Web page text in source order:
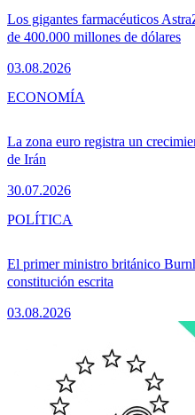
Los gigantes farmacéuticos
de 400.000 millones de dólares
03.08.2026
La zona euro registra un
de Irán
30.07.2026
ECONOMÍA
El primer ministro británico
constitución escrita
03.08.2026
POLÍTICA